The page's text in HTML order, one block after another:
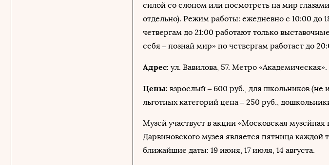
силой со слоном или посмотреть на мир
отдельно). Режим работы: ежедневно с 10:00 до
четвергам до 21:00 работают только
себя – познай мир» по четвергам работает до
Адрес: ул. Вавилова, 57. Метро «Академическая».
Цены: взрослый – 600 руб., для школьников
льготных категорий цена – 250 руб.,
Музей участвует в акции «Московская
Дарвиновского музея является пятница каждой
ближайшие даты: 19 июня, 17 июля, 14 августа.